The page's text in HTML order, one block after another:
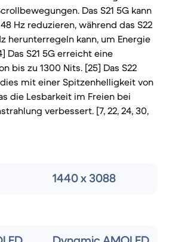
Das S21 5G kann
Hz reduzieren, während das S22
herunterregeln kann, um Energie
Das S21 5G erreicht eine
bis zu 1300 Nits. [25] Das S22
mit einer Spitzenhelligkeit von
die Lesbarkeit im Freien bei
verbessert. [7, 22, 24, 30,
1440 x 3088